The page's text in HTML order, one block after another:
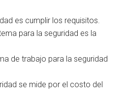
es cumplir los requisitos.
para la seguridad es la
de trabajo para la seguridad
se mide por el costo del